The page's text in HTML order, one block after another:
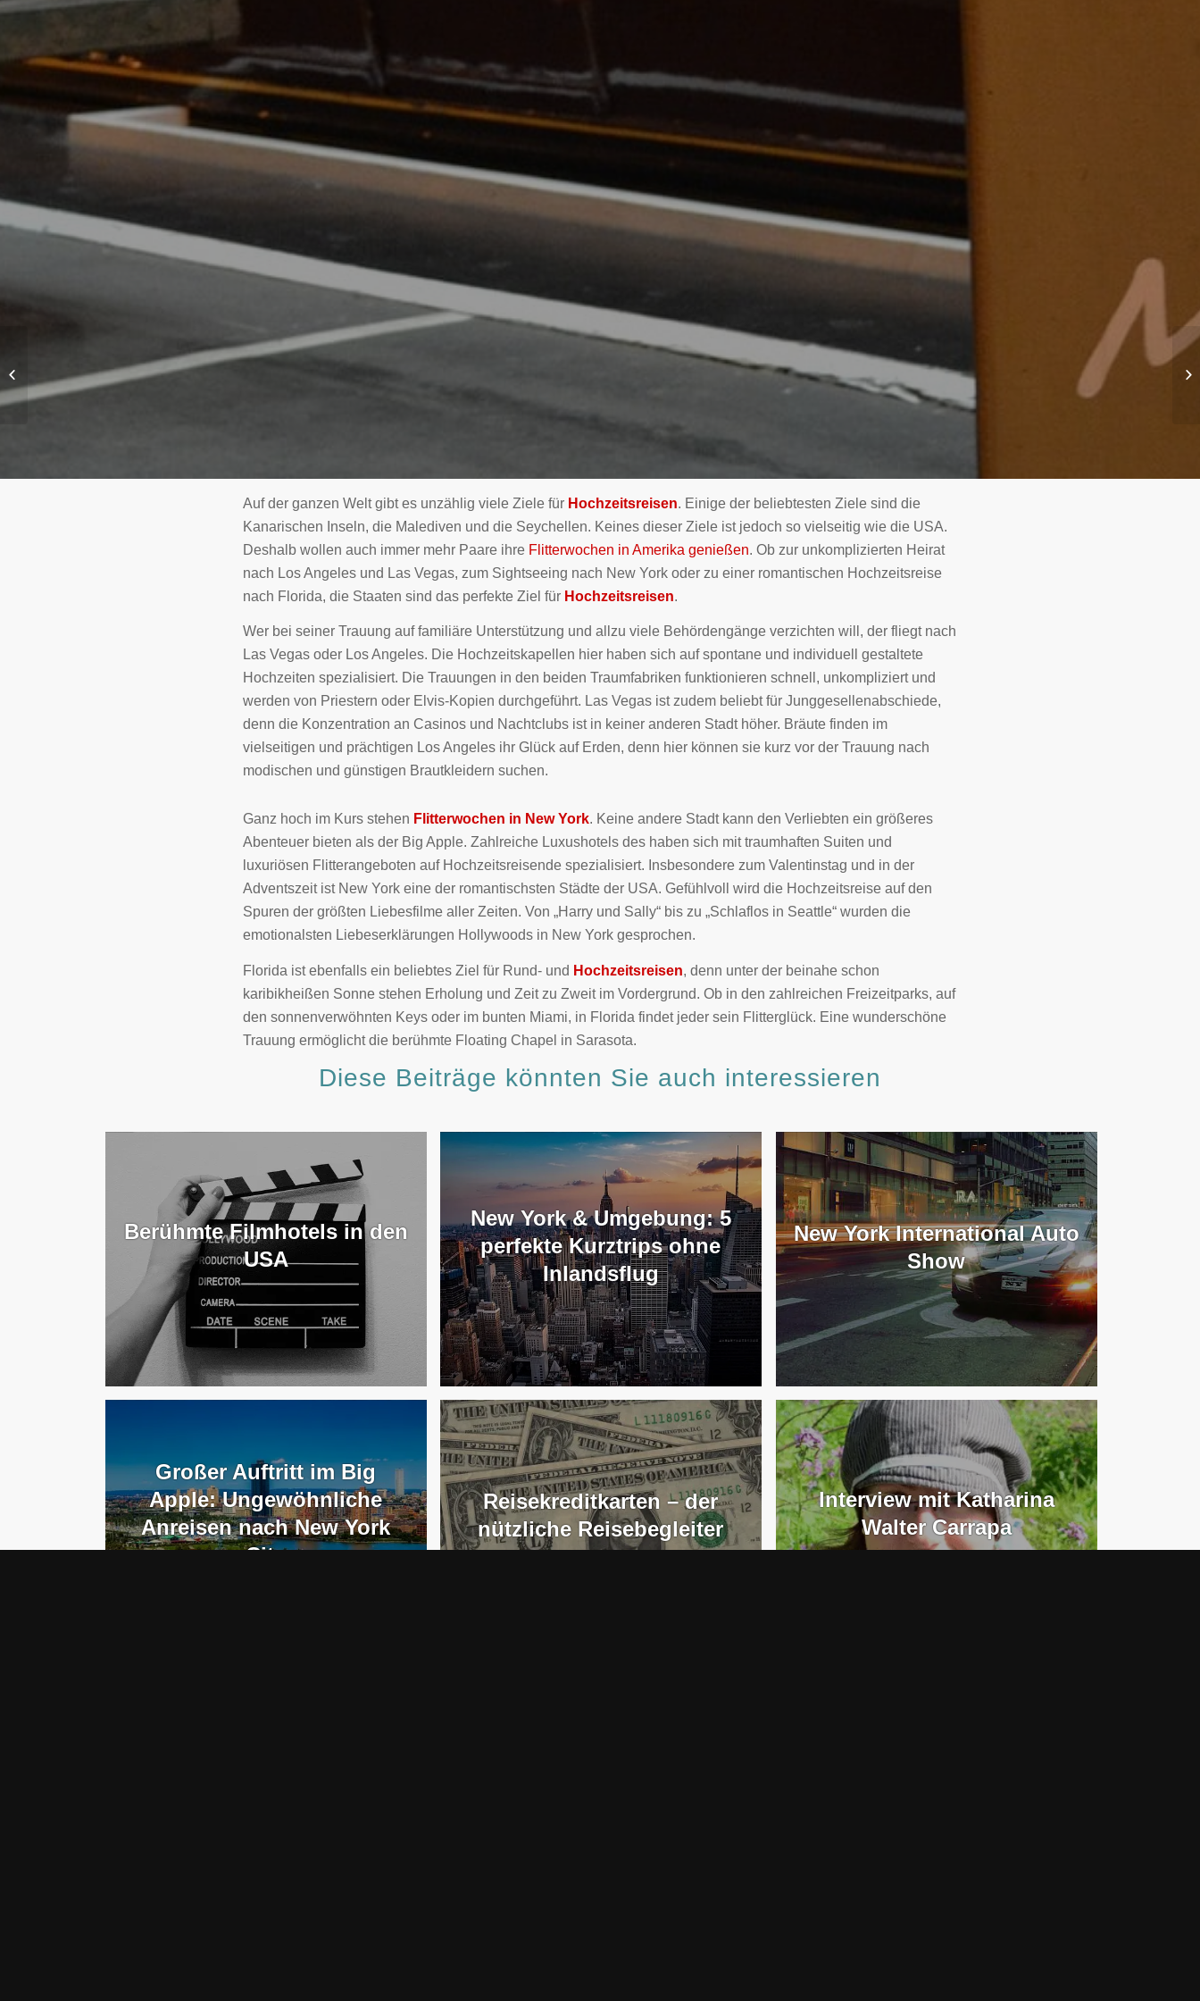
Auf der ganzen Welt gibt es unzählig viele Ziele für Hochzeitsreisen. Einige der beliebtesten Ziele sind die
Kanarischen Inseln, die Malediven und die Seychellen. Keines dieser Ziele ist jedoch so vielseitig wie die USA.
Deshalb wollen auch immer mehr Paare ihre Flitterwochen in Amerika genießen. Ob zur unkomplizierten Heirat
nach Los Angeles und Las Vegas, zum Sightseeing nach New York oder zu einer romantischen Hochzeitsreise
nach Florida, die Staaten sind das perfekte Ziel für Hochzeitsreisen.
Wer bei seiner Trauung auf familiäre Unterstützung und allzu viele Behördengänge verzichten will, der fliegt nach
Las Vegas oder Los Angeles. Die Hochzeitskapellen hier haben sich auf spontane und individuell gestaltete
Hochzeiten spezialisiert. Die Trauungen in den beiden Traumfabriken funktionieren schnell, unkompliziert und
werden von Priestern oder Elvis-Kopien durchgeführt. Las Vegas ist zudem beliebt für Junggesellenabschiede,
denn die Konzentration an Casinos und Nachtclubs ist in keiner anderen Stadt höher. Bräute finden im
vielseitigen und prächtigen Los Angeles ihr Glück auf Erden, denn hier können sie kurz vor der Trauung nach
modischen und günstigen Brautkleidern suchen.
Ganz hoch im Kurs stehen Flitterwochen in New York. Keine andere Stadt kann den Verliebten ein größeres
Abenteuer bieten als der Big Apple. Zahlreiche Luxushotels des haben sich mit traumhaften Suiten und
luxuriösen Flitterangeboten auf Hochzeitsreisende spezialisiert. Insbesondere zum Valentinstag und in der
Adventszeit ist New York eine der romantischsten Städte der USA. Gefühlvoll wird die Hochzeitsreise auf den
Spuren der größten Liebesfilme aller Zeiten. Von „Harry und Sally“ bis zu „Schlaflos in Seattle“ wurden die
emotionalsten Liebeserklärungen Hollywoods in New York gesprochen.
Florida ist ebenfalls ein beliebtes Ziel für Rund- und Hochzeitsreisen, denn unter der beinahe schon
karibikheißen Sonne stehen Erholung und Zeit zu Zweit im Vordergrund. Ob in den zahlreichen Freizeitparks, auf
den sonnenverwöhnten Keys oder im bunten Miami, in Florida findet jeder sein Flitterglück. Eine wunderschöne
Trauung ermöglicht die berühmte Floating Chapel in Sarasota.
Diese Beiträge könnten Sie auch interessieren
Berühmte Filmhotels in den
USA
New York & Umgebung: 5
perfekte Kurztrips ohne
Inlandsflug
New York International Auto
Show
Großer Auftritt im Big
Apple: Ungewöhnliche
Anreisen nach New York
City
Reisekreditkarten – der
nützliche Reisebegleiter
Interview mit Katharina
Walter Carrapa
Einreise mit ESTA-
Genehmigung